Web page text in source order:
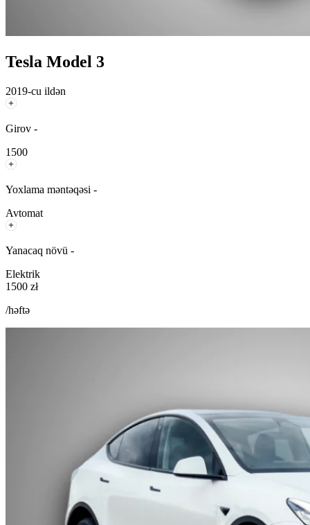
Tesla Model 3
2019-cu ildən
Girov -
1500
Yoxlama məntəqəsi -
Avtomat
Yanacaq növü -
Elektrik
1500 zł
/həftə